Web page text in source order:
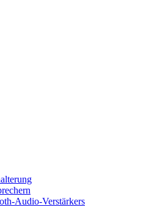
Audio-Verstärkers